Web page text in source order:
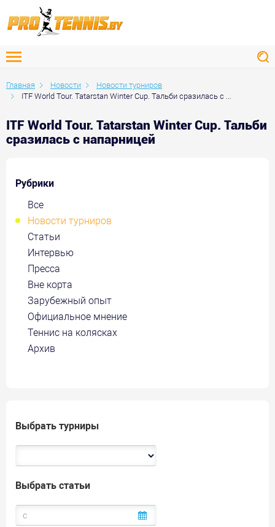
Главная Новости
Новости турниров
ITF World Tour. Tatarstan Winter Cup. Тальби сразилась с ...
ITF World Tour. Tatarstan Winter Cup. Тальби
сразилась с напарницей
Рубрики
Все
Новости турниров
Статьи
Интервью
Пресса
Вне корта
Зарубежный опыт
Официальное мнение
Теннис на колясках
Архив
Выбрать турниры
Выбрать статьи